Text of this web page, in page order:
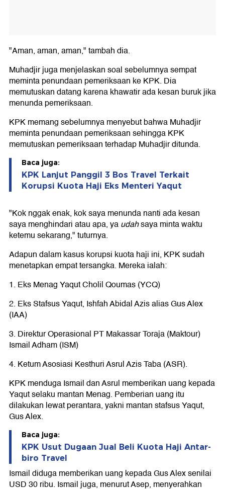
"Aman, aman, aman," tambah dia.
Muhadjir juga menjelaskan soal sebelumnya sempat
meminta penundaan pemeriksaan ke KPK. Dia
memutuskan datang karena khawatir ada kesan buruk jika
menunda pemeriksaan.
KPK memang sebelumnya menyebut bahwa Muhadjir
meminta penundaan pemeriksaan sehingga KPK
memutuskan pemeriksaan terhadap Muhadjir ditunda.
Baca juga:
KPK Lanjut Panggil 3 Bos Travel Terkait
Korupsi Kuota Haji Eks Menteri Yaqut
"Kok nggak enak, kok saya menunda nanti ada kesan
saya menghindari atau apa, yaudahsaya minta waktu
ketemu sekarang," tuturnya.
Adapun dalam kasus korupsi kuota haji ini, KPK sudah
menetapkan empat tersangka. Mereka ialah:
1. Eks Menag Yaqut Cholil Qoumas (YCQ)
2. Eks Stafsus Yaqut, Ishfah Abidal Azis alias Gus Alex
(IAA)
3. Direktur Operasional PT Makassar Toraja (Maktour)
Ismail Adham (ISM)
4. Ketum Asosiasi Kesthuri Asrul Azis Taba (ASR).
KPK menduga Ismail dan Asrul memberikan uang kepada
Yaqut selaku mantan Menag. Pemberian uang itu
dilakukan lewat perantara, yakni mantan stafsus Yaqut,
Gus Alex.
Baca juga:
KPK Usut Dugaan Jual Beli Kuota Haji Antar-
biro Travel
Ismail diduga memberikan uang kepada Gus Alex senilai
USD 30 ribu. Ismail juga, menurut Asep, menyerahkan